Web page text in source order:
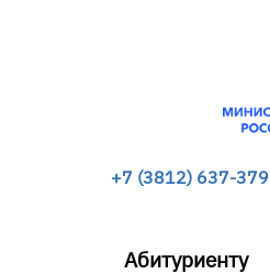
+7 (3812) 637-379
Абитуриенту